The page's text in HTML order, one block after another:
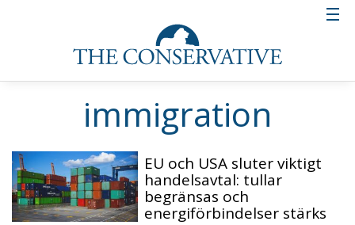
immigration
EU och USA sluter viktigt
handelsavtal: tullar
begränsas och
energiförbindelser stärks